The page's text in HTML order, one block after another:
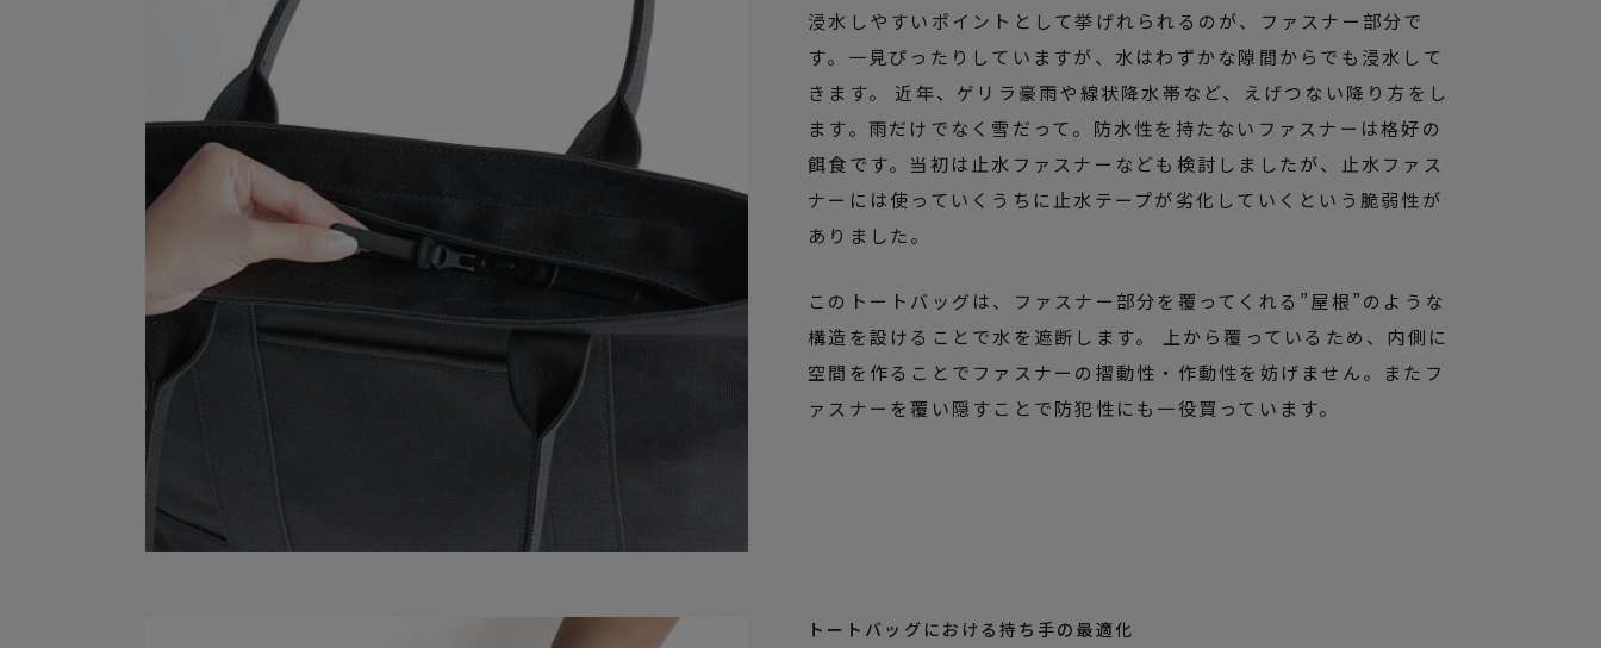
浸水しやすいポイントとして挙げれられるのが、ファスナー部分で
す。一見ぴったりしていますが、水はわずかな隙間からでも浸水して
きます。 近年、ゲリラ豪雨や線状降水帯など、えげつない降り方をし
ます。雨だけでなく雪だって。防水性を持たないファスナーは格好の
餌食です。当初は止水ファスナーなども検討しましたが、止水ファス
ナーには使っていくうちに止水テープが劣化していくという脆弱性が
ありました。
このトートバッグは、ファスナー部分を覆ってくれる”屋根”のような
構造を設けることで水を遮断します。 上から覆っているため、内側に
空間を作ることでファスナーの摺動性・作動性を妨げません。またフ
ァスナーを覆い隠すことで防犯性にも一役買っています。
トートバッグにおける持ち手の最適化